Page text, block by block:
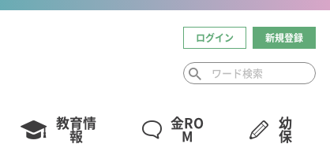
ログイン 新規登録
教育情
報
金RO
M
幼
保